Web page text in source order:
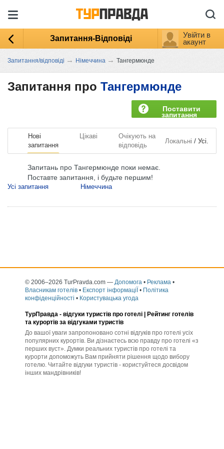
Запитання-Відповіді
Увійти в
акаунт
Запитання/відповіді → Німеччина → Тангермюнде
Запитання про Тангермюнде
Поставити
запитання
Нові
запитання
Цікаві
Очікують на
відповідь
Локальні / Усі.
Запитань про Тангермюнде поки немає.
Поставте запитання, і будьте першим!
Усі запитання Німеччина
© 2006–2026 TurPravda.com — Допомога • Реклама •
Власникам готелів • Експорт інформаціЇ • Політика
конфіденційності • Користувацька угода
ТурПравда - відгуки туристів про готелі | Рейтинг готелів
та курортів за відгуками туристів
До вашої уваги запропоновано сотні відгуків про готелі усіх
популярних курортів. Ви дізнаєтесь всю правду про готелі «з
перших вуст». Думки реальних туристів про готелі та
курорти допоможуть Вам прийняти рішення щодо вибору
готелю. Читайте відгуки туристів - користуйтеся досвідом
інших мандрівників!